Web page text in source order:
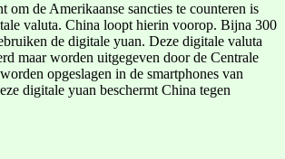
om de Amerikaanse sancties te counteren is
valuta. China loopt hierin voorop. Bijna 300
de digitale yuan. Deze digitale valuta
maar worden uitgegeven door de Centrale
opgeslagen in de smartphones van
digitale yuan beschermt China tegen